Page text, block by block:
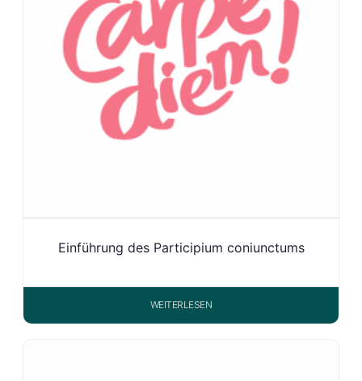
Einführung des Participium coniunctums
WEITERLESEN